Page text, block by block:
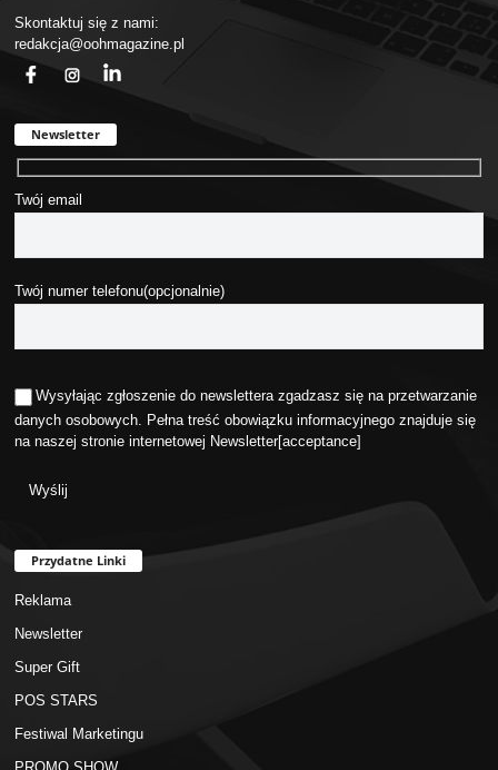
Skontaktuj się z nami:
redakcja@oohmagazine.pl
Newsletter
Twój email
Twój numer telefonu(opcjonalnie)
Wysyłając zgłoszenie do newslettera zgadzasz się na przetwarzanie
danych osobowych. Pełna treść obowiązku informacyjnego znajduje się
na naszej stronie internetowej Newsletter[acceptance]
Przydatne Linki
Reklama
Newsletter
Super Gift
POS STARS
Festiwal Marketingu